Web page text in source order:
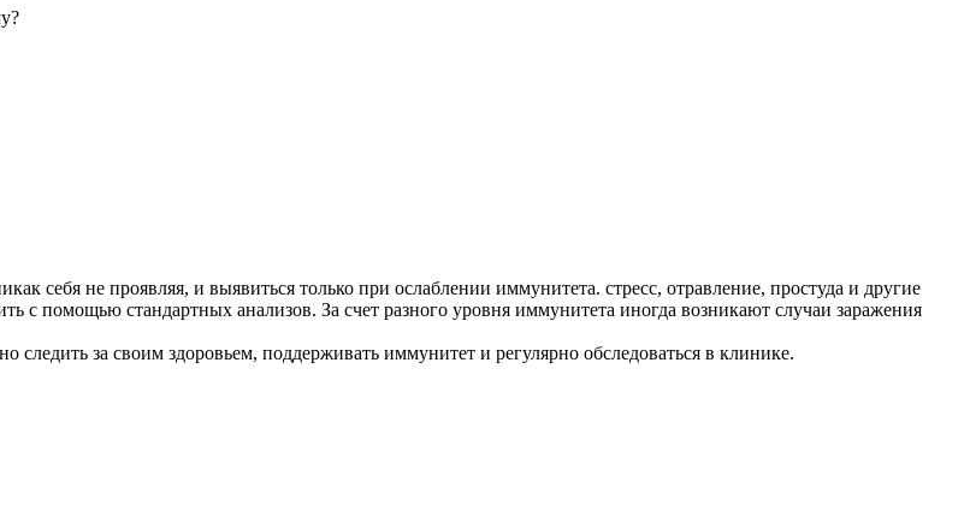
себя не проявляя, и выявиться только при ослаблении иммунитета. стресс, отравление, простуда и другие
с помощью стандартных анализов. За счет разного уровня иммунитета иногда возникают случаи заражения
за своим здоровьем, поддерживать иммунитет и регулярно обследоваться в клинике.